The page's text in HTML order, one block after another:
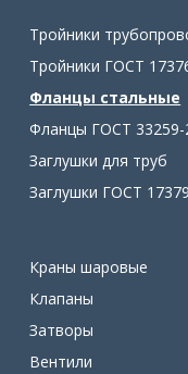
Тройники
Тройники ГОСТ
Фланцы стальные
Фланцы ГОСТ 33259-
Заглушки для труб
Заглушки ГОСТ
Краны шаровые
Клапаны
Затворы
Вентили